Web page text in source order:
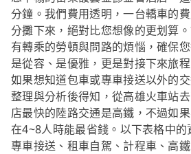
分鐘。我們費用透明，一台轎車的
分攤下來，絕對比您想像的更划算
有轉乘的勞頓與問路的煩惱，確保
是從容、是優雅，更是對接下來旅
如果想知道包車或專車接送以外的
整理與分析後得知，從高雄火車站
店最快的陸路交通是高鐵，不過如
在4~8人時能最省錢。以下表格中的
專車接送、租車自駕、計程車、高